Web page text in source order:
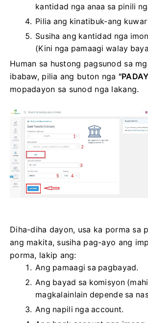
kantidad nga anaa sa pinili
Pilia ang kinatibuk-ang
Susiha ang kantidad nga
(Kini nga pamaagi walay
Human sa hustong pagsunod sa
ibabaw, pilia ang buton nga
mopadayon sa sunod nga lakang.
Diha-diha dayon, usa ka porma sa
ang makita, susiha pag-ayo ang
porma, lakip ang:
Ang pamaagi sa pagbayad.
Ang bayad sa komisyon
magkalainlain depende sa
Ang napili nga account.